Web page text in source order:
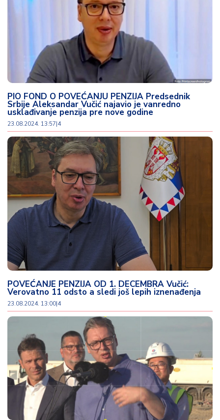
PIO FOND O POVEĆANJU PENZIJA Predsednik
Srbije Aleksandar Vučić najavio je vanredno
usklađivanje penzija pre nove godine
23.08.2024. 13:57|4
POVEĆANJE PENZIJA OD 1. DECEMBRA Vučić:
Verovatno 11 odsto a sledi još lepih iznenađenja
23.08.2024. 13:00|4